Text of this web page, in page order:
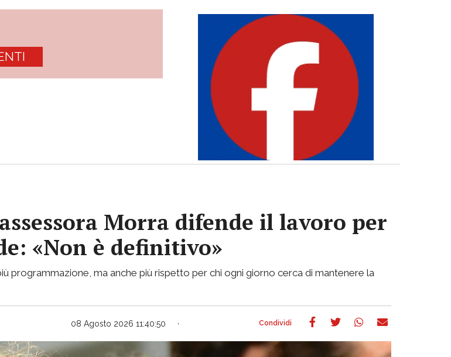
Morra difende il lavoro per
«Non è definitivo»
programmazione, ma anche più rispetto per chi ogni giorno cerca di mantenere la
08 Agosto 2026 11:40:50